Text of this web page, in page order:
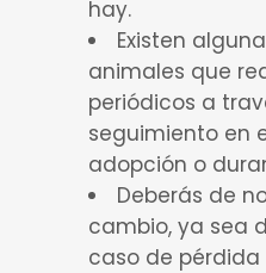
hay.
Existen
animales que
periódicos a
seguimiento en
adopción o
Deberás de
cambio, ya sea
caso de pérdida